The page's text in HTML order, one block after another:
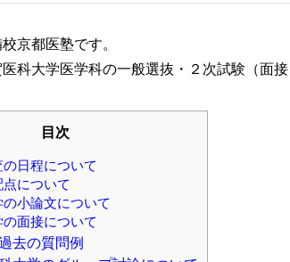
京都医塾です。
科大学医学科の一般選抜・２次試験（面
目次
日程について
点について
小論文について
面接について
去の質問例